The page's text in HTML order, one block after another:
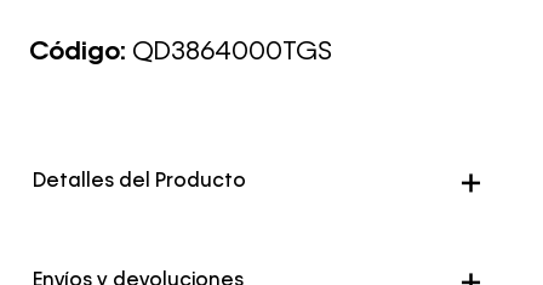
Código: QD3864000TGS
Detalles del Producto